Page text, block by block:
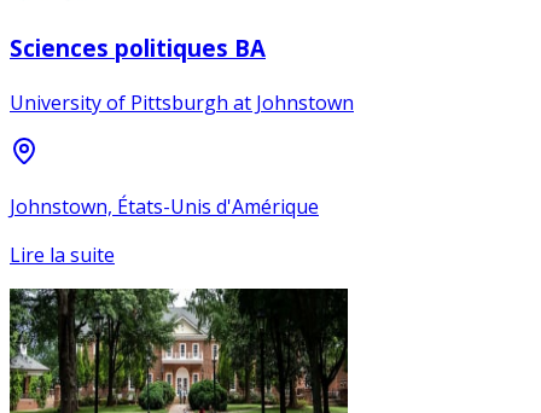
Sciences politiques BA
University of Pittsburgh at Johnstown
Johnstown, États-Unis d'Amérique
Lire la suite